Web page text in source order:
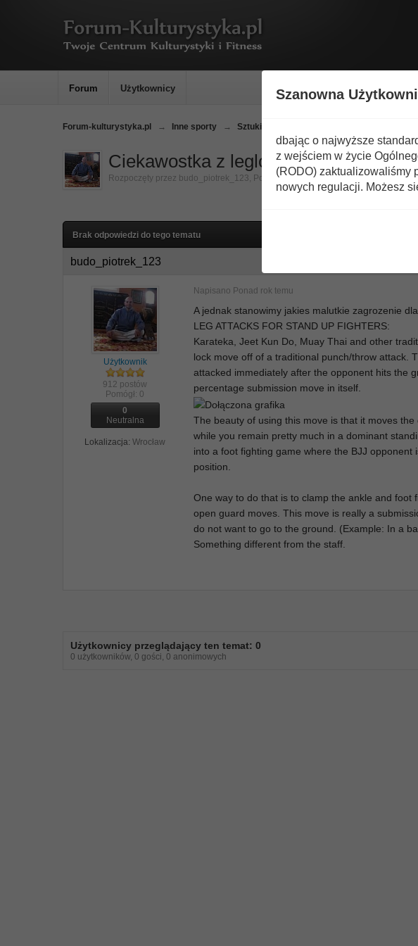
Forum Użytkownicy
Forum-kulturystyka.pl → Inne sporty → Sztuki walki
Ciekawostka z leglocks.com a jednak
Rozpoczęty przez budo_piotrek_123, Ponad rok temu
Brak odpowiedzi do tego tematu
budo_piotrek_123
Użytkownik
912 postów
Pomógł: 0
0
Neutralna
Lokalizacja: Wrocław
Napisano Ponad rok temu
A jednak stanowimy jakies malutkie zagrozenie
LEG ATTACKS FOR STAND UP FIGHTERS:
Karateka, Jeet Kun Do, Muay Thai and other
lock move off of a traditional punch/throw attack.
attacked immediately after the opponent hits the
percentage submission move in itself.
The beauty of using this move is that it moves
while you remain pretty much in a dominant
into a foot fighting game where the BJJ
position.
One way to do that is to clamp the ankle and
open guard moves. This move is really a
do not want to go to the ground. (Example: In a
Something different from the staff.
Użytkownicy przeglądający ten temat: 0
0 użytkowników, 0 gości, 0 anonimowych
Szanowna
dbając o najwyższe
z wejściem w życie
(RODO) zaktualizowaliśmy
nowych regulacji. Możesz